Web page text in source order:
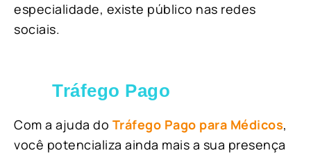
especialidade, existe público nas redes
sociais.
Tráfego Pago
Com a ajuda do Tráfego Pago para Médicos,
você potencializa ainda mais a sua presença